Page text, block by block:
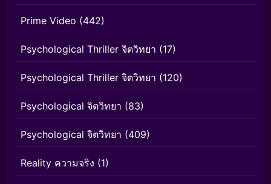
Prime Video (442)
Psychological Thriller จิตวิทยา (17)
Psychological Thriller จิตวิทยา (120)
Psychological จิตวิทยา (83)
Psychological จิตวิทยา (409)
Reality ความจริง (1)